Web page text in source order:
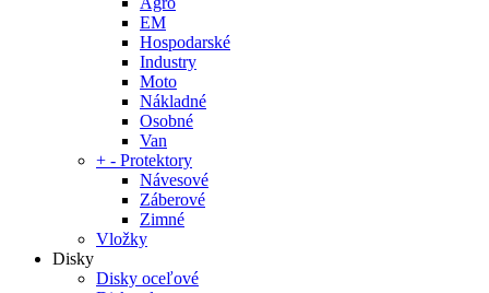
EM
Hospodarské
Industry
Moto
Nákladné
Osobné
Van
+ - Protektory
Návesové
Záberové
Zimné
Vložky
Disky
Disky oceľové